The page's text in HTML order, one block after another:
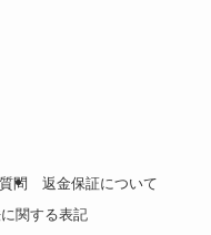
問
返金保証について
関する表記